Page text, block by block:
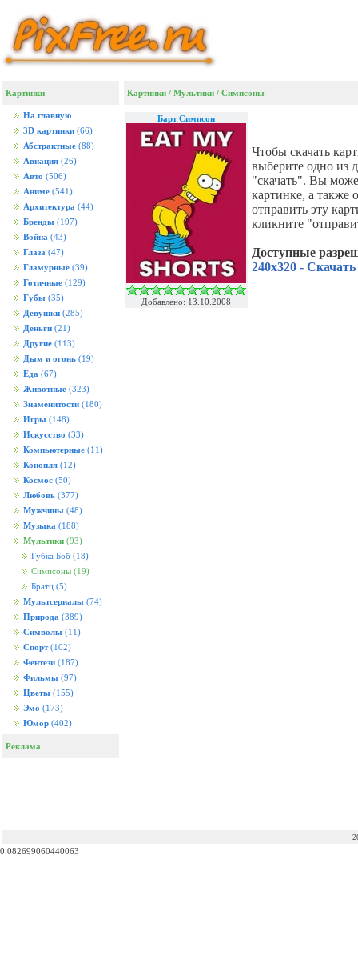
Картинки
На главную
3D картинки (66)
Абстрактные (88)
Авиация (26)
Авто (506)
Аниме (541)
Архитектура (44)
Бренды (197)
Война (43)
Глаза (47)
Гламурные (39)
Готичные (129)
Губы (35)
Девушки (285)
Деньги (21)
Другие (113)
Дым и огонь (19)
Еда (67)
Животные (323)
Знаменитости (180)
Игры (148)
Искусство (33)
Компьютерные (11)
Конопля (12)
Космос (50)
Любовь (377)
Мужчины (48)
Музыка (188)
Мультики (93)
Губка Боб (18)
Симпсоны (19)
Братц (5)
Мультсериалы (74)
Природа (389)
Символы (11)
Спорт (102)
Фентези (187)
Фильмы (97)
Цветы (155)
Эмо (173)
Юмор (402)
Реклама
Картинки / Мультики / Симпсоны
Барт Симпсон
Добавлено: 13.10.2008
Чтобы скачать
выберите одно из
"скачать". Вы
картинке, а также
отправить эту
кликните
Доступные
240x320 - Скачать
0.082699060440063